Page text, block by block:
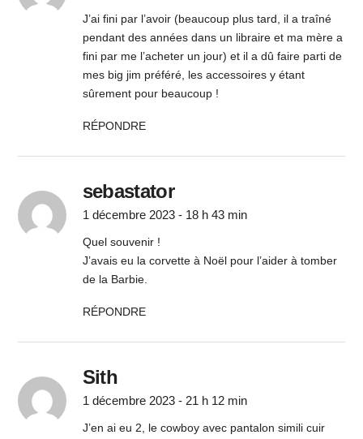
J’ai fini par l’avoir (beaucoup plus tard, il a traîné
pendant des années dans un libraire et ma mère a
fini par me l’acheter un jour) et il a dû faire parti de
mes big jim préféré, les accessoires y étant
sûrement pour beaucoup !
RÉPONDRE
sebastator
1 décembre 2023 - 18 h 43 min
Quel souvenir !
J’avais eu la corvette à Noël pour l’aider à tomber
de la Barbie.
RÉPONDRE
Sith
1 décembre 2023 - 21 h 12 min
J’en ai eu 2, le cowboy avec pantalon simili cuir